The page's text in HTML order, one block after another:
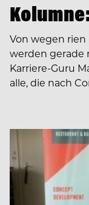
Von wegen rien
werden gerade
Karriere-Guru
alle, die nach